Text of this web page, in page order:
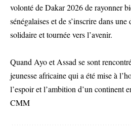
volonté de Dakar 2026 de rayonner
sénégalaises et de s’inscrire dans
solidaire et tournée vers l’avenir.
Quand Ayo et Assad se sont
jeunesse africaine qui a été mise à
l’espoir et l’ambition d’un continent
CMM